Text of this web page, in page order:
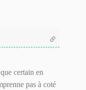
certain en
pas à coté